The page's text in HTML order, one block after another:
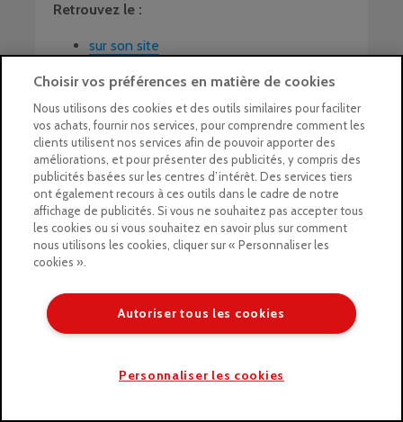
Retrouvez le :
sur son site
Retrouvez Le Géant des Beaux-Arts sur nos
autres réseaux :
Facebook
Instagram
YouTube
TikTok
peinture aquarelle
pinceaux
Choisir vos préférences en matière de cookies
Nous utilisons des cookies et des outils similaires pour faciliter
vos achats, fournir nos services, pour comprendre comment les
clients utilisent nos services afin de pouvoir apporter des
améliorations, et pour présenter des publicités, y compris des
publicités basées sur les centres d’intérêt. Des services tiers
ont également recours à ces outils dans le cadre de notre
affichage de publicités. Si vous ne souhaitez pas accepter tous
les cookies ou si vous souhaitez en savoir plus sur comment
nous utilisons les cookies, cliquer sur « Personnaliser les
cookies ».
Autoriser tous les cookies
Personnaliser les cookies